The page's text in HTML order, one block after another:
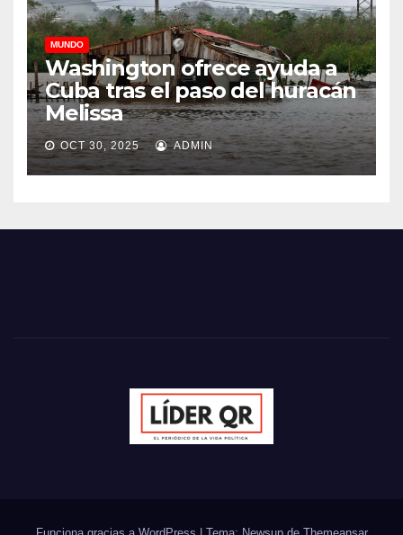
MUNDO
Washington ofrece ayuda a
Cuba tras el paso del huracán
Melissa
OCT 30, 2025 ADMIN